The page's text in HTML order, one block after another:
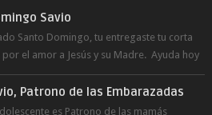
Savio
Santo Domingo, tu entregaste tu corta
el amor a Jesús y su Madre. Ayuda hoy
...
Patrono de las Embarazadas
es Patrono de las mamás